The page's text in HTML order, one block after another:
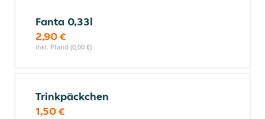
Fanta 0,33l
2,90 €
inkl. Pfand (0,00 €)
Trinkpäckchen
1,50 €